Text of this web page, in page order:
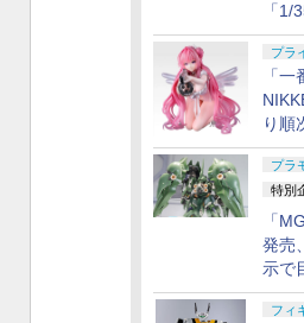
「1/
日発
プラ
「
り順
プラ
特別
「
発売
示で
ース
フィ